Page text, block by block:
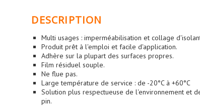
DESCRIPTION
Multi usages : imperméabilisation et collage
Produit prêt à l'emploi et facile d'application.
Adhère sur la plupart des surfaces propres.
Film résiduel souple.
Ne flue pas.
Large température de service : de -20°C à +60°C
Solution plus respectueuse de l'environnement et
pin.